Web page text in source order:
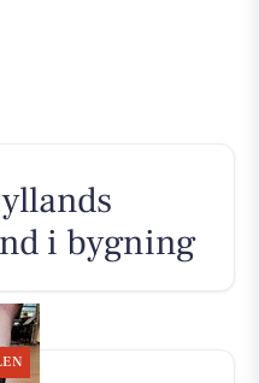
i bygning